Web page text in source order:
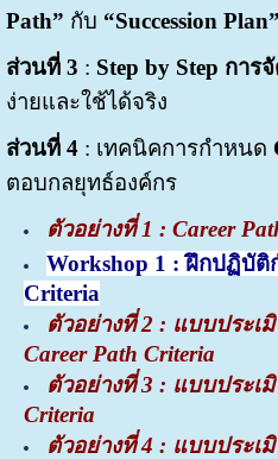
Path” กับ “Succession Plan”
ส่วนที่ 3 : Step by Step การ
ง่ายและใช้ได้จริง
ส่วนที่ 4: เทคนิคการกำหนด
ตอบกลยุทธ์องค์กร
ตัวอย่างที่1 : Career
Workshop 1 : ฝึกปฏิบัติ
Criteria
ตัวอย่างที่2 : แบบประเ
Career Path Criteria
ตัวอย่างที่3 : แบบประเมิ
Criteria
ตัวอย่างที่4 : แบบประเ